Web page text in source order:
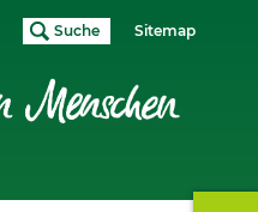
Suche Sitemap